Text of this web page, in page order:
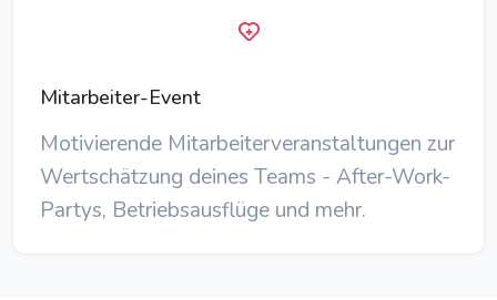
Mitarbeiter-Event
Motivierende Mitarbeiterveranstaltungen zur
Wertschätzung deines Teams - After-Work-
Partys, Betriebsausflüge und mehr.